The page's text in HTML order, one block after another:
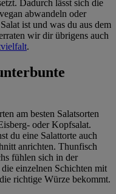
Dadurch lässt sich die
abwandeln oder
ist und was du aus dem
wir dir übrigens auch
.
am besten Salatsorten
oder Kopfsalat.
du eine Salattorte auch
anrichten. Thunfisch
fühlen sich in der
einzelnen Schichten mit
richtige Würze bekommt.